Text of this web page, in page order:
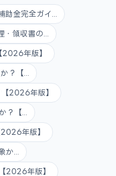
金完全ガイ...
領収書の...
年版】
？【...
2026年版】
【...
年版】
...
2026年版】